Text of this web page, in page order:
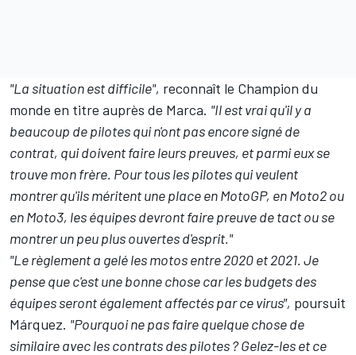
"La situation est difficile", reconnaît le Champion du
monde en titre auprès de Marca. "Il est vrai qu'il y a
beaucoup de pilotes qui n'ont pas encore signé de
contrat, qui doivent faire leurs preuves, et parmi eux se
trouve mon frère. Pour tous les pilotes qui veulent
montrer qu'ils méritent une place en MotoGP, en Moto2 ou
en Moto3, les équipes devront faire preuve de tact ou se
montrer un peu plus ouvertes d'esprit."
"Le règlement a gelé les motos entre 2020 et 2021. Je
pense que c'est une bonne chose car les budgets des
équipes seront également affectés par ce virus", poursuit
Márquez. "Pourquoi ne pas faire quelque chose de
similaire avec les contrats des pilotes ? Gelez-les et ce